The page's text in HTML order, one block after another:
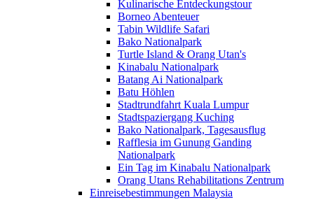
Kulinarische Entdeckungstour
Borneo Abenteuer
Tabin Wildlife Safari
Bako Nationalpark
Turtle Island & Orang Utan's
Kinabalu Nationalpark
Batang Ai Nationalpark
Batu Höhlen
Stadtrundfahrt Kuala Lumpur
Stadtspaziergang Kuching
Bako Nationalpark, Tagesausflug
Rafflesia im Gunung Ganding
Nationalpark
Ein Tag im Kinabalu Nationalpark
Orang Utans Rehabilitations Zentrum
Einreisebestimmungen Malaysia